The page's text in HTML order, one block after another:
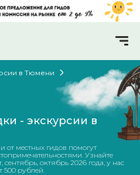
в Тюмени
- экскурсии в
от местных гидов помогут
Узнайте
сентябрь, октябрь 2026 года, у нас
рублей.